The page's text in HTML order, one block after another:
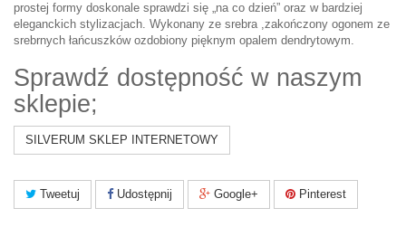
prostej formy doskonale sprawdzi się „na co dzień” oraz w bardziej
eleganckich stylizacjach. Wykonany ze srebra ,zakończony ogonem ze
srebrnych łańcuszków ozdobiony pięknym opalem dendrytowym.
Sprawdź dostępność w naszym
sklepie;
SILVERUM SKLEP INTERNETOWY
Tweetuj Udostępnij Google+ Pinterest